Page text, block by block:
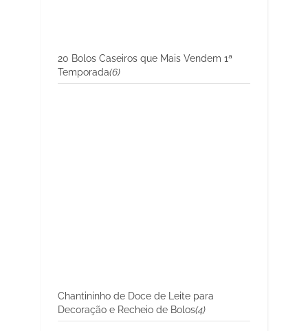
20 Bolos Caseiros que Mais Vendem 1ª
Temporada(6)
Chantininho de Doce de Leite para
Decoração e Recheio de Bolos(4)